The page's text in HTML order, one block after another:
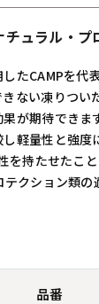
ュラル・プ
たCAMPを代
ない凍りつい
が期待できま
軽量性と強度
を持たせたこ
クション類
品番